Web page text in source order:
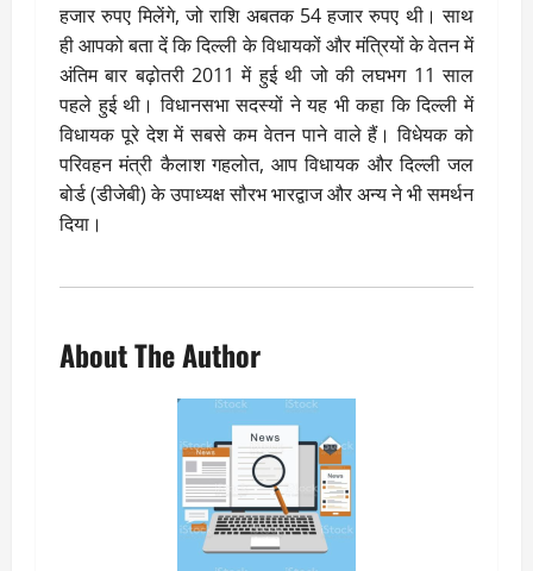
हजार रुपए मिलेंगे, जो राशि अबतक 54 हजार रुपए थी। साथ
ही आपको बता दें कि दिल्ली के विधायकों और मंत्रियों के वेतन में
अंतिम बार बढ़ोतरी 2011 में हुई थी जो की लघभग 11 साल
पहले हुई थी। विधानसभा सदस्यों ने यह भी कहा कि दिल्ली में
विधायक पूरे देश में सबसे कम वेतन पाने वाले हैं। विधेयक को
परिवहन मंत्री कैलाश गहलोत, आप विधायक और दिल्ली जल
बोर्ड (डीजेबी) के उपाध्यक्ष सौरभ भारद्वाज और अन्य ने भी समर्थन
दिया।
About The Author